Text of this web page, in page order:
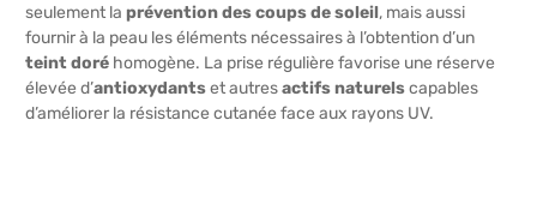
seulement la prévention des coups de soleil, mais aussi
fournir à la peau les éléments nécessaires à l’obtention d’un
teint doré homogène. La prise régulière favorise une réserve
élevée d’antioxydantset autresactifs naturelscapables
d’améliorer la résistance cutanée face aux rayons UV.